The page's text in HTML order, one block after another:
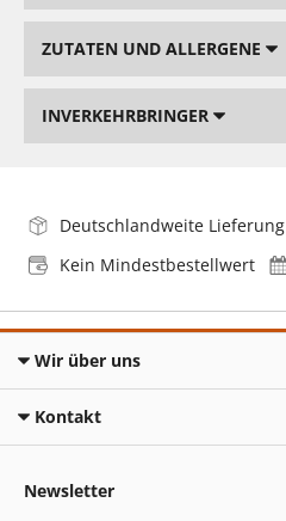
ZUTATEN UND ALLERGENE
INVERKEHRBRINGER
Deutschlandweite Lieferung
Kein Mindestbestellwert
Wir über uns
Kontakt
Newsletter